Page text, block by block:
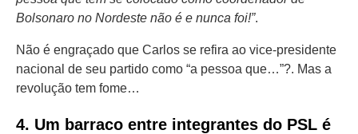
Bolsonaro no Nordeste não é e nunca foi!”.
Não é engraçado que Carlos se refira ao vice-presidente
nacional de seu partido como “a pessoa que…”?. Mas a
revolução tem fome…
4. Um barraco entre integrantes do PSL é